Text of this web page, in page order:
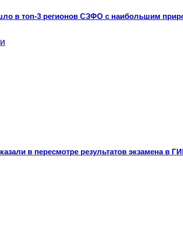
в топ-3 регионов СЗФО с наибольшим
в пересмотре результатов экзамена в